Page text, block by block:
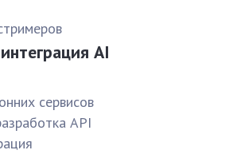
AI
сервисов
API